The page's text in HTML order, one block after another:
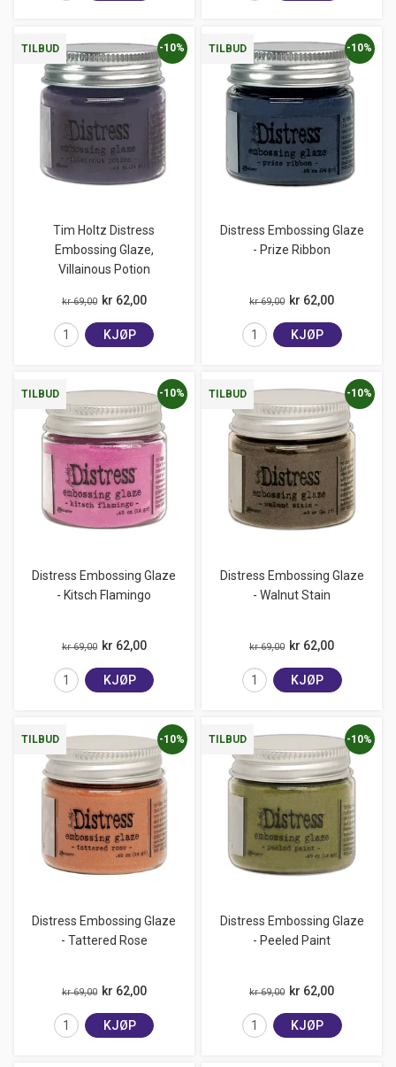
TILBUD
Tim Holtz Distress
Embossing Glaze,
Villainous Potion
-10%
kr 69,00 kr 62,00
KJØP
TILBUD
Distress Embossing Glaze
- Prize Ribbon
-10%
kr 69,00 kr 62,00
KJØP
TILBUD
Distress Embossing Glaze
- Kitsch Flamingo
-10%
kr 69,00 kr 62,00
KJØP
TILBUD
Distress Embossing Glaze
- Walnut Stain
-10%
kr 69,00 kr 62,00
KJØP
TILBUD
Distress Embossing Glaze
- Tattered Rose
-10%
kr 69,00 kr 62,00
KJØP
TILBUD
Distress Embossing Glaze
- Peeled Paint
-10%
kr 69,00 kr 62,00
KJØP